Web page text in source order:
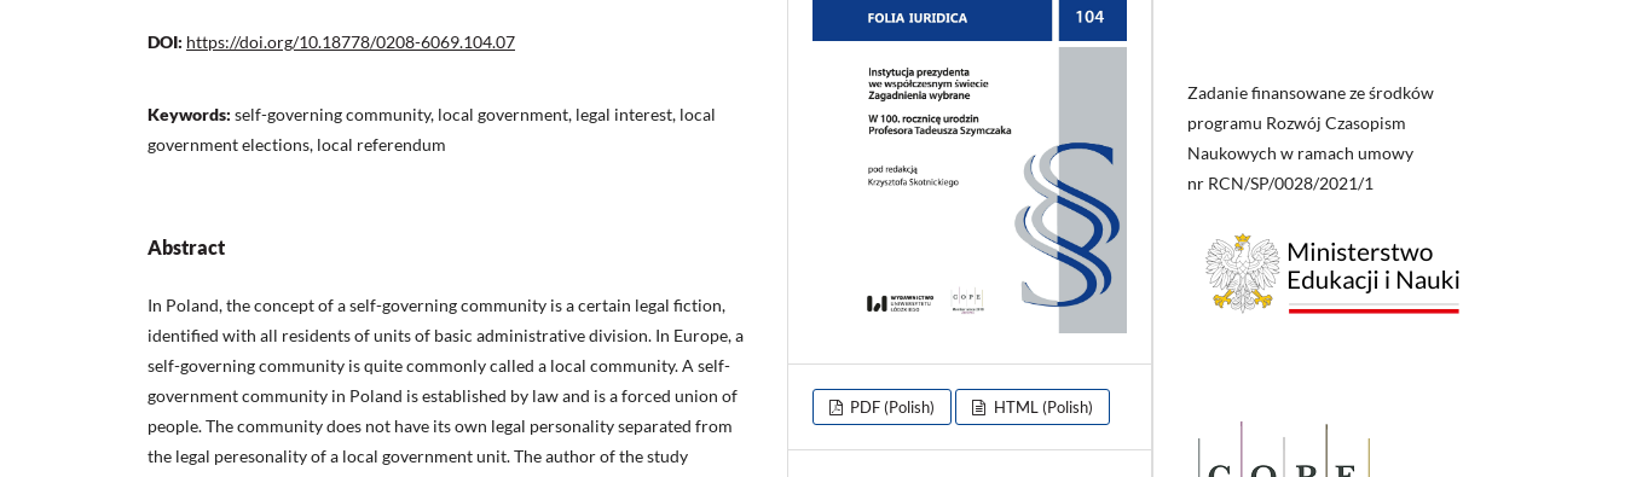
DOI: https://doi.org/10.18778/0208-6069.104.07
Keywords: self-governing community, local government, legal interest, local
government elections, local referendum
Abstract
In Poland, the concept of a self-governing community is a certain legal fiction,
identified with all residents of units of basic administrative division. In Europe, a
self-governing community is quite commonly called a local community. A self-
government community in Poland is established by law and is a forced union of
people. The community does not have its own legal personality separated from
the legal peresonality of a local government unit. The author of the study
PDF (Polish) HTML (Polish)
Zadanie finansowane ze środków
programu Rozwój Czasopism
Naukowych w ramach umowy
nr RCN/SP/0028/2021/1